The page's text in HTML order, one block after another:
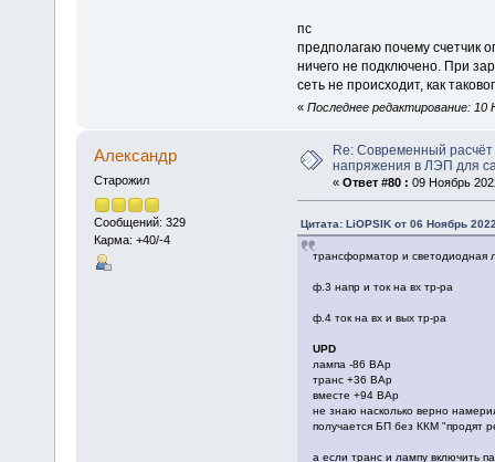
пс
предполагаю почему счетчик
ничего не подключено. При
сеть не происходит, как
« Последнее редактирование: 10
Алексaндр
Старожил
Сообщений: 329
Карма: +40/-4
Re: Современный
напряжения в ЛЭП для
« Ответ #80 : 09 Ноябрь
Цитата: LiOPSIK от 06 Ноябрь
трансформатор и светодиодная
ф.3 напр и ток на вх тр-ра
ф.4 ток на вх и вых тр-ра
UPD
лампа -86 ВАр
транс +36 ВАр
вместе +94 ВАр
не знаю насколько верно
получается БП без ККМ "продят
а если транс и лампу включить